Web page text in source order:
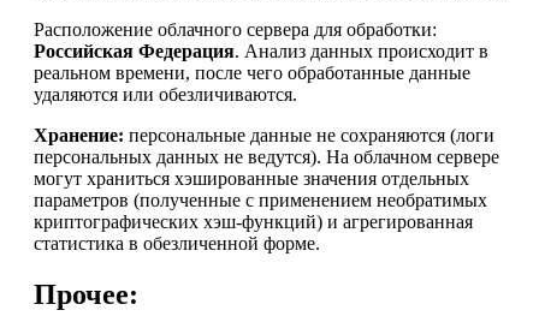
Расположение облачного сервера для обработки:
Российская Федерация. Анализ данных происходит в
реальном времени, после чего обработанные данные
удаляются или обезличиваются.
Хранение: персональные данные не сохраняются (логи
персональных данных не ведутся). На облачном сервере
могут храниться хэшированные значения отдельных
параметров (полученные с применением необратимых
криптографических хэш-функций) и агрегированная
статистика в обезличенной форме.
Прочее: